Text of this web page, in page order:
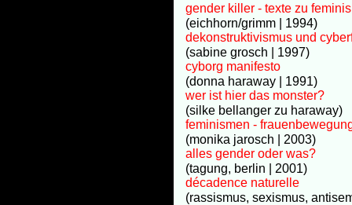
gender killer - texte zu
(eichhorn/grimm | 1994)
dekonstruktivismus und
(sabine grosch | 1997)
cyborg manifesto
(donna haraway | 1991)
wer ist hier das monster?
(silke bellanger zu haraway)
feminismen -
(monika jarosch | 2003)
alles gender oder was?
(tagung, berlin | 2001)
décadence naturelle
(rassismus, sexismus,